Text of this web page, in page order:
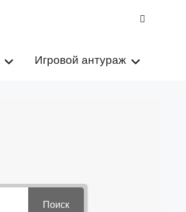
Игровой антураж
Поиск